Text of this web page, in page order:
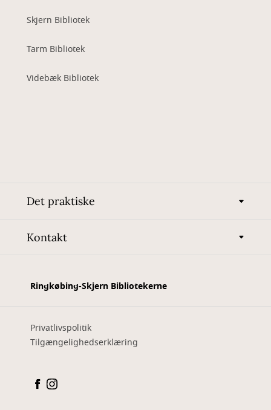
Skjern Bibliotek
Tarm Bibliotek
Videbæk Bibliotek
Det praktiske
Kontakt
Ringkøbing-Skjern Bibliotekerne
Privatlivspolitik
Tilgængelighedserklæring